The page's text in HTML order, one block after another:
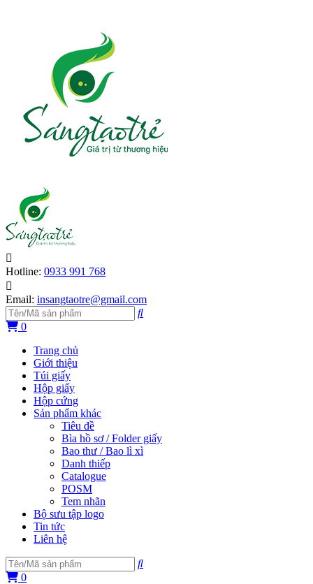
Hotline: 0933 991 768
Email: insangtaotre@gmail.com
0
Trang chủ
Giới thiệu
Túi giấy
Hộp giấy
Hộp cứng
Sản phẩm khác
Tiêu đề
Bìa hồ sơ / Folder giấy
Bao thư / Bao lì xì
Danh thiếp
Catalogue
POSM
Tem nhãn
Bộ sưu tập logo
Tin tức
Liên hệ
0